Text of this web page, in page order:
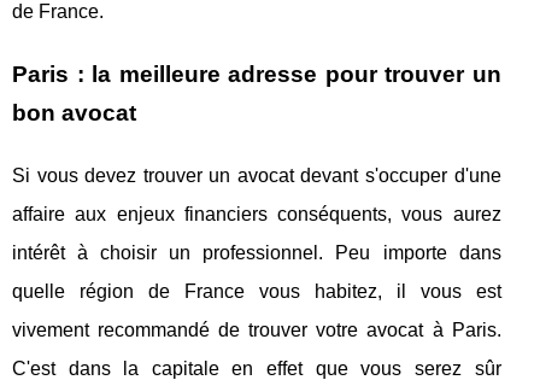
de France.
Paris : la meilleure adresse pour trouver un
bon avocat
Si vous devez trouver un avocat devant s'occuper d'une
affaire aux enjeux financiers conséquents, vous aurez
intérêt à choisir un professionnel. Peu importe dans
quelle région de France vous habitez, il vous est
vivement recommandé de trouver votre avocat à Paris.
C'est dans la capitale en effet que vous serez sûr